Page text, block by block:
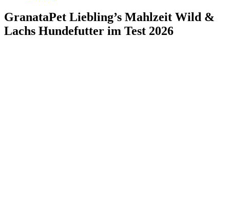
GranataPet Liebling’s Mahlzeit Wild &
Lachs Hundefutter im Test 2026